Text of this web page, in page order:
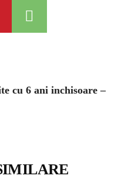
cu 6 ani inchisoare –